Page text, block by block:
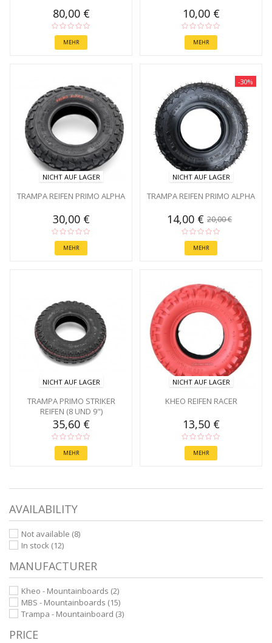
80,00 €
MEHR
10,00 €
MEHR
NICHT AUF LAGER
TRAMPA REIFEN PRIMO ALPHA
30,00 €
MEHR
-30%
NICHT AUF LAGER
TRAMPA REIFEN PRIMO ALPHA
14,00 € 20,00 €
MEHR
NICHT AUF LAGER
TRAMPA PRIMO STRIKER
REIFEN (8 UND 9")
35,60 €
MEHR
NICHT AUF LAGER
KHEO REIFEN RACER
13,50 €
MEHR
AVAILABILITY
Not available (8)
In stock (12)
MANUFACTURER
Kheo - Mountainboards (2)
MBS - Mountainboards (15)
Trampa - Mountainboard (3)
PRICE